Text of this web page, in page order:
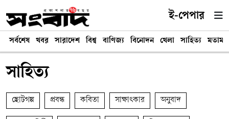
ই-পেপার
সর্বশেষ খবর সারাদেশ বিশ্ব বাণিজ্য বিনোদন খেলা সাহিত্য মতামত
সাহিত্য
ছোটগল্প প্রবন্ধ কবিতা সাক্ষাৎকার অনুবাদ